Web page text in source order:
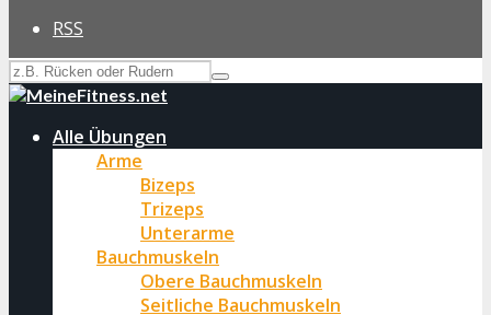
RSS
Alle Übungen
Arme
Bizeps
Trizeps
Unterarme
Bauchmuskeln
Obere Bauchmuskeln
Seitliche Bauchmuskeln